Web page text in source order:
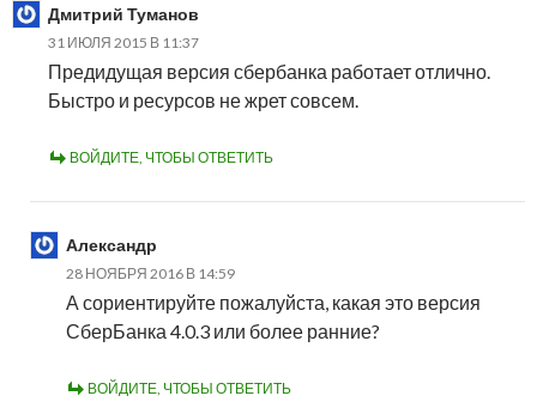
Дмитрий Туманов
31 ИЮЛЯ 2015 В 11:37
Предидущая версия сбербанка работает отлично.
Быстро и ресурсов не жрет совсем.
ВОЙДИТЕ, ЧТОБЫ ОТВЕТИТЬ
Александр
28 НОЯБРЯ 2016 В 14:59
А сориентируйте пожалуйста, какая это версия
СберБанка 4.0.3 или более ранние?
ВОЙДИТЕ, ЧТОБЫ ОТВЕТИТЬ